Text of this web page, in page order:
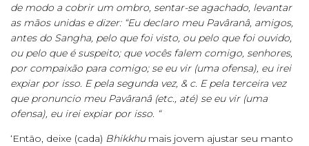
de modo a cobrir um ombro, sentar-se agachado, levantar
as mãos unidas e dizer: “Eu declaro meu Pavâranâ, amigos,
antes do Sangha, pelo que foi visto, ou pelo que foi ouvido,
ou pelo que é suspeito; que vocês falem comigo, senhores,
por compaixão para comigo; se eu vir (uma ofensa), eu irei
expiar por isso. E pela segunda vez, & c. E pela terceira vez
que pronuncio meu Pavâranâ (etc., até) se eu vir (uma
ofensa), eu irei expiar por isso. “
‘Então, deixe (cada) Bhikkhumais jovem ajustar seu manto